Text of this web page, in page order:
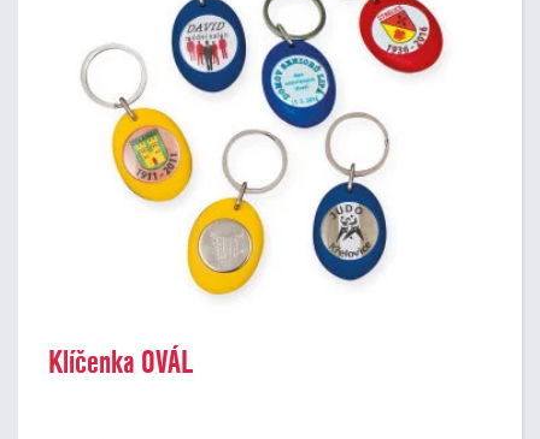
Klíčenka OVÁL